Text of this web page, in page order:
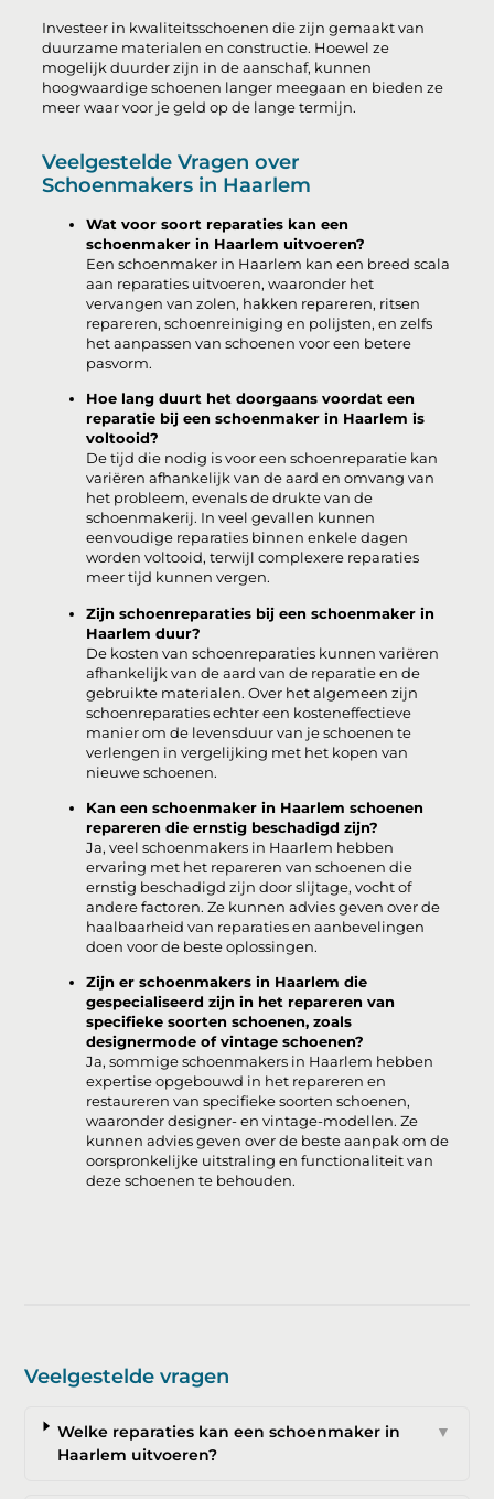
Investeer in kwaliteitsschoenen die zijn gemaakt van
duurzame materialen en constructie. Hoewel ze
mogelijk duurder zijn in de aanschaf, kunnen
hoogwaardige schoenen langer meegaan en bieden ze
meer waar voor je geld op de lange termijn.
Veelgestelde Vragen over
Schoenmakers in Haarlem
Wat voor soort reparaties kan een
schoenmaker in Haarlem uitvoeren?
Een schoenmaker in Haarlem kan een breed scala
aan reparaties uitvoeren, waaronder het
vervangen van zolen, hakken repareren, ritsen
repareren, schoenreiniging en polijsten, en zelfs
het aanpassen van schoenen voor een betere
pasvorm.
Hoe lang duurt het doorgaans voordat een
reparatie bij een schoenmaker in Haarlem is
voltooid?
De tijd die nodig is voor een schoenreparatie kan
variëren afhankelijk van de aard en omvang van
het probleem, evenals de drukte van de
schoenmakerij. In veel gevallen kunnen
eenvoudige reparaties binnen enkele dagen
worden voltooid, terwijl complexere reparaties
meer tijd kunnen vergen.
Zijn schoenreparaties bij een schoenmaker in
Haarlem duur?
De kosten van schoenreparaties kunnen variëren
afhankelijk van de aard van de reparatie en de
gebruikte materialen. Over het algemeen zijn
schoenreparaties echter een kosteneffectieve
manier om de levensduur van je schoenen te
verlengen in vergelijking met het kopen van
nieuwe schoenen.
Kan een schoenmaker in Haarlem schoenen
repareren die ernstig beschadigd zijn?
Ja, veel schoenmakers in Haarlem hebben
ervaring met het repareren van schoenen die
ernstig beschadigd zijn door slijtage, vocht of
andere factoren. Ze kunnen advies geven over de
haalbaarheid van reparaties en aanbevelingen
doen voor de beste oplossingen.
Zijn er schoenmakers in Haarlem die
gespecialiseerd zijn in het repareren van
specifieke soorten schoenen, zoals
designermode of vintage schoenen?
Ja, sommige schoenmakers in Haarlem hebben
expertise opgebouwd in het repareren en
restaureren van specifieke soorten schoenen,
waaronder designer- en vintage-modellen. Ze
kunnen advies geven over de beste aanpak om de
oorspronkelijke uitstraling en functionaliteit van
deze schoenen te behouden.
Veelgestelde vragen
Welke reparaties kan een schoenmaker in
Haarlem uitvoeren?
▼